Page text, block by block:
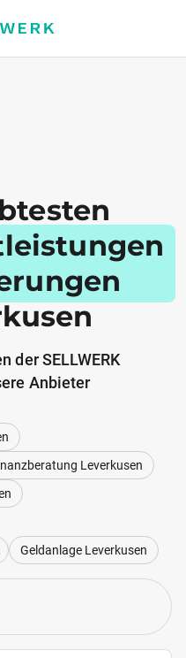
der SELLWERK
Anbieter
Leverkusen
Geldanlage Leverkusen